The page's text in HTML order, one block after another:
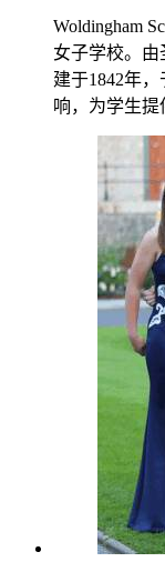
Woldingham
女子学校。由
建于1842年
响，为学生